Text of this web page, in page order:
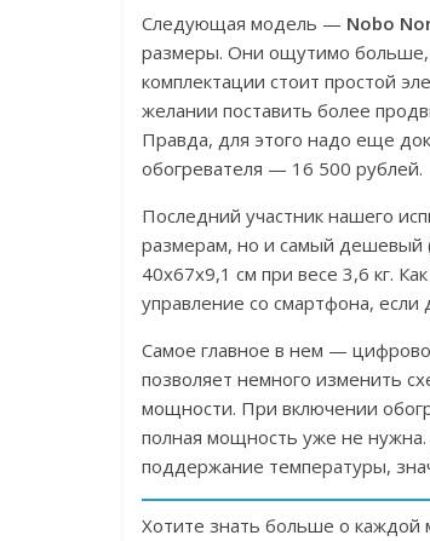
Следующая модель — Nobo
размеры. Они ощутимо больше,
комплектации стоит простой
желании поставить более
Правда, для этого надо еще
обогревателя — 16 500 рублей.
Последний участник нашего
размерам, но и самый дешевый
40x67x9,1 см при весе 3,6 кг.
управление со смартфона, если
Самое главное в нем —
позволяет немного изменить
мощности. При включении
полная мощность уже не
поддержание температуры,
Хотите знать больше о каждой